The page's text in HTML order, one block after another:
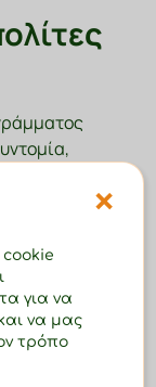
Τόπος»
του
της
ΑΕ, που
εξής
×
cookie
για να
να μας
τρόπο